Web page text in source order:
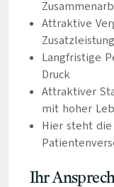
Attraktive
Langfristige
Druck
Attraktiver
mit hoher
Hier steht
Ihr